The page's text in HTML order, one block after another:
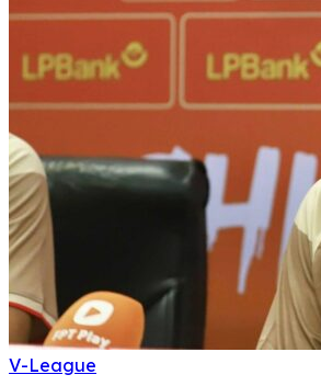
V-League